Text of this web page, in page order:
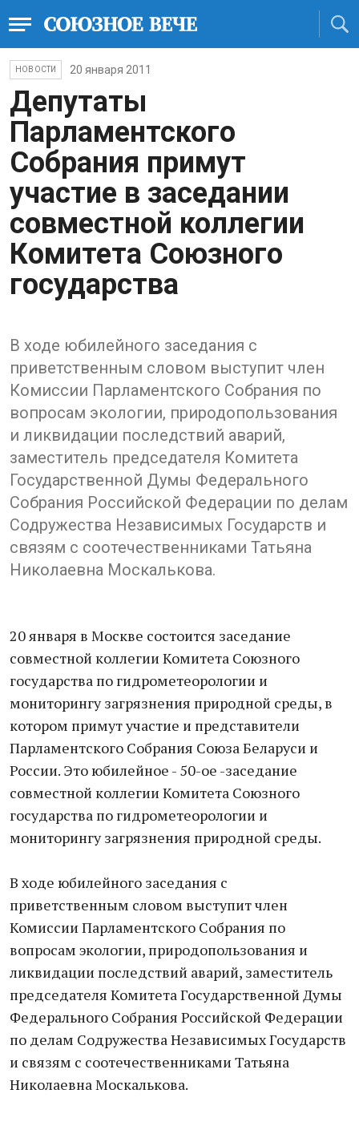
НОВОСТИ 20 января 2011
Депутаты
Парламентского
Собрания примут
участие в заседании
совместной коллегии
Комитета Союзного
государства
В ходе юбилейного заседания с
приветственным словом выступит член
Комиссии Парламентского Собрания по
вопросам экологии, природопользования
и ликвидации последствий аварий,
заместитель председателя Комитета
Государственной Думы Федерального
Собрания Российской Федерации по делам
Содружества Независимых Государств и
связям с соотечественниками Татьяна
Николаевна Москалькова.
20 января в Москве состоится заседание
совместной коллегии Комитета Союзного
государства по гидрометеорологии и
мониторингу загрязнения природной среды, в
котором примут участие и представители
Парламентского Собрания Союза Беларуси и
России. Это юбилейное - 50-ое -заседание
совместной коллегии Комитета Союзного
государства по гидрометеорологии и
мониторингу загрязнения природной среды.
В ходе юбилейного заседания с
приветственным словом выступит член
Комиссии Парламентского Собрания по
вопросам экологии, природопользования и
ликвидации последствий аварий, заместитель
председателя Комитета Государственной Думы
Федерального Собрания Российской Федерации
по делам Содружества Независимых Государств
и связям с соотечественниками Татьяна
Николаевна Москалькова.